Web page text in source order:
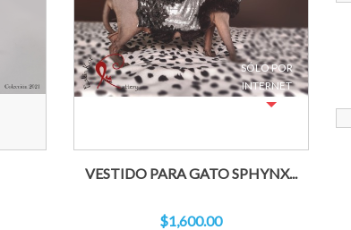
VESTIDO PARA GATO SPHYNX...
$1,600.00
SÓLO POR
INTERNET